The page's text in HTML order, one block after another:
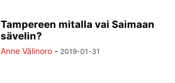
Tampereen mitalla vai Saimaan
sävelin?
Anne Välinoro - 2019-01-31